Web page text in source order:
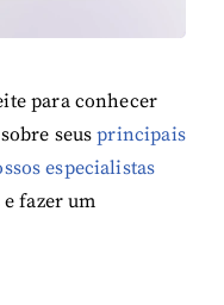
para conhecer
seusprincipais
especialistas
fazer um